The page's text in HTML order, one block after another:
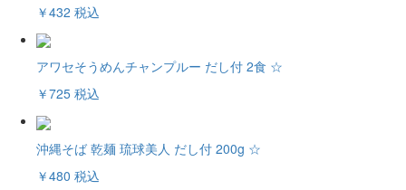
￥432 税込
アワセそうめんチャンプルー だし付 2食 ☆
￥725 税込
沖縄そば 乾麺 琉球美人 だし付 200g ☆
￥480 税込